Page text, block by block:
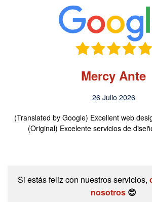
Mercy Ante
26 Julio 2026
(Translated by Google) Excellent web design
(Original) Excelente servicios de diseño
Si estás feliz con nuestros servicios,
nosotros 😊